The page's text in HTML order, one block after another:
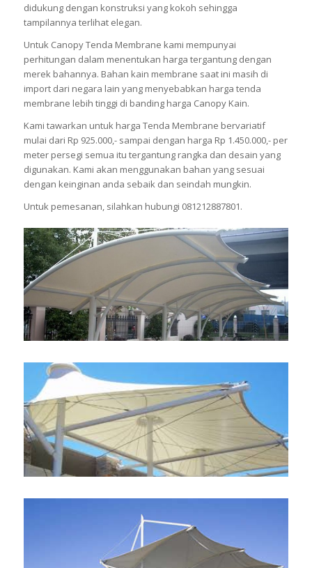
didukung dengan konstruksi yang kokoh sehingga
tampilannya terlihat elegan.
Untuk Canopy Tenda Membrane kami mempunyai
perhitungan dalam menentukan harga tergantung dengan
merek bahannya. Bahan kain membrane saat ini masih di
import dari negara lain yang menyebabkan harga tenda
membrane lebih tinggi di banding harga Canopy Kain.
Kami tawarkan untuk harga Tenda Membrane bervariatif
mulai dari Rp 925.000,- sampai dengan harga Rp 1.450.000,- per
meter persegi semua itu tergantung rangka dan desain yang
digunakan. Kami akan menggunakan bahan yang sesuai
dengan keinginan anda sebaik dan seindah mungkin.
Untuk pemesanan, silahkan hubungi 081212887801.